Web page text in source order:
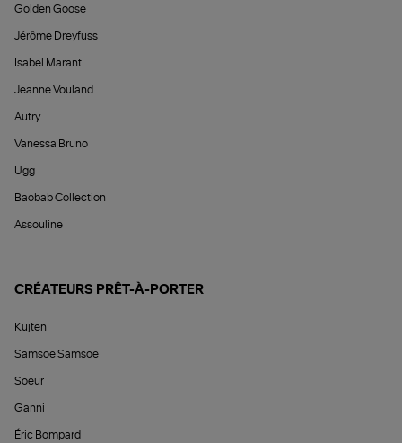
Golden Goose
Jérôme Dreyfuss
Isabel Marant
Jeanne Vouland
Autry
Vanessa Bruno
Ugg
Baobab Collection
Assouline
CRÉATEURS PRÊT-À-PORTER
Kujten
Samsoe Samsoe
Soeur
Ganni
Éric Bompard